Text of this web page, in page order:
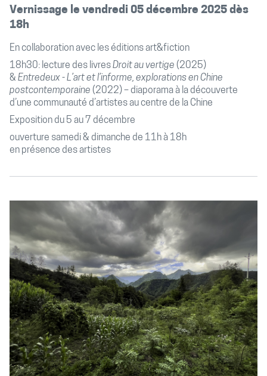
Vernissage le vendredi 05 décembre 2025 dès
18h
En collaboration avec les éditions art&fiction
18h30: lecture des livresDroit au vertige (2025)
& Entredeux - L’art et l’informe, explorations en Chine
postcontemporaine (2022) – diaporama à la découverte
d’une communauté d’artistes au centre de la Chine
Exposition du 5 au 7 décembre
ouverture samedi & dimanche de 11h à 18h
en présence des artistes